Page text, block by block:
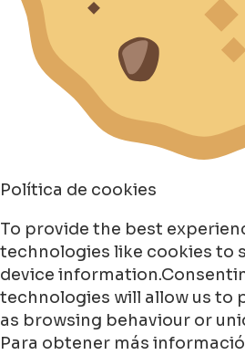
Política de cookies
To provide the best
technologies like cookies to
device
technologies will allow us to
as browsing behaviour or
Para obtener más